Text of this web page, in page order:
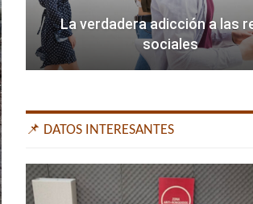
La verdadera adicción a las
sociales
📌 DATOS INTERESANTES